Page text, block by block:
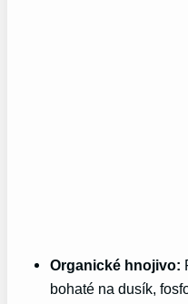
Organické hnojivo:
bohaté na dusík,